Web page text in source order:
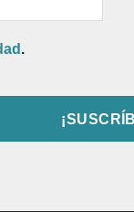
.